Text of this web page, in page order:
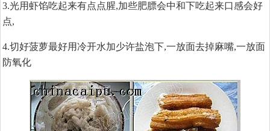
3.光用虾馅吃起来有点点腥,加些肥膘会中和下吃起来口感会好
点,
4.切好菠萝最好用冷开水加少许盐泡下,一放面去掉麻嘴,一放面
防氧化